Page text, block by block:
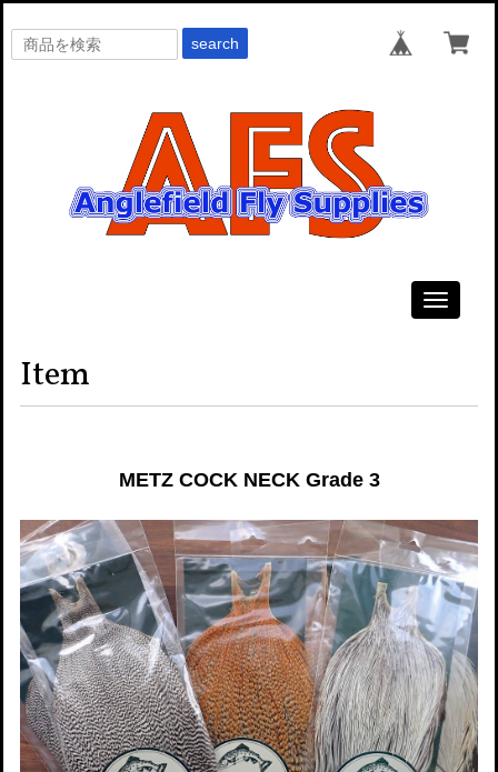
search
Toggle
Item
METZ COCK NECK Grade 3